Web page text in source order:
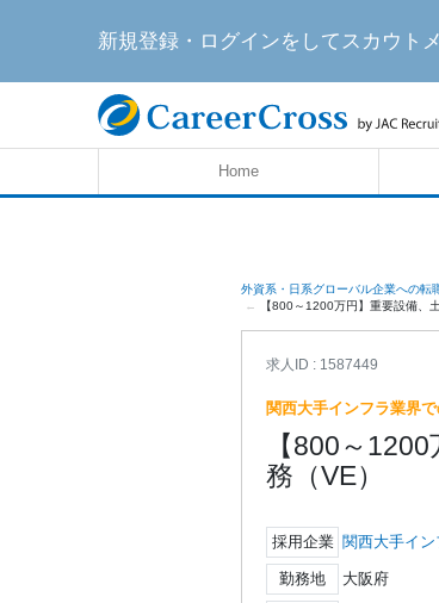
新規登録・ログインをしてスカウト
Home
外資系・日系グローバル企業への転
【800～1200万円】重要設備、
求人ID : 1587449
関西大手インフラ業界
【800～
務（VE）
採用企業 関西大手イ
勤務地 大阪府